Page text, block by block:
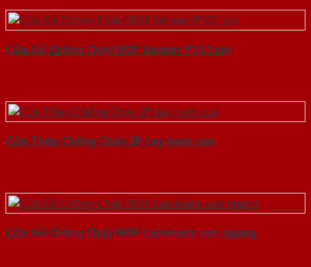
Cửa Gỗ Chống Cháy MDF Veneer P1G1 soi
Cửa Thép Chống Cháy 2P tay nam cua
Cửa Gỗ Chống Cháy MDF Laminate van ngang